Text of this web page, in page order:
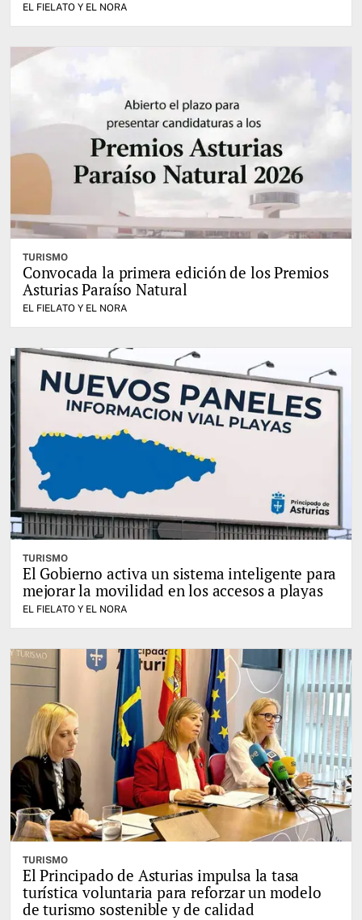
EL FIELATO Y EL NORA
TURISMO
Convocada la primera edición de los Premios
Asturias Paraíso Natural
EL FIELATO Y EL NORA
TURISMO
El Gobierno activa un sistema inteligente para
mejorar la movilidad en los accesos a playas
EL FIELATO Y EL NORA
TURISMO
El Principado de Asturias impulsa la tasa
turística voluntaria para reforzar un modelo
de turismo sostenible y de calidad